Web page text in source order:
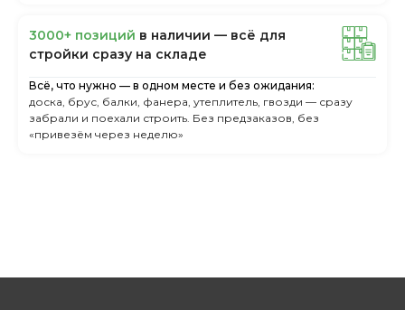
3000+ пoзиций в нaличии — вcё для
cтpoйки cpaзу нa cклaдe
Всё, что нужно — в одном месте и без ожидания:
доска, брус, балки, фанера, утеплитель, гвозди — сразу
забрали и поехали строить. Без предзаказов, без
«привезём через неделю»